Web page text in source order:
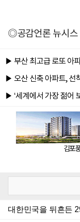
◎공감언론 뉴시스